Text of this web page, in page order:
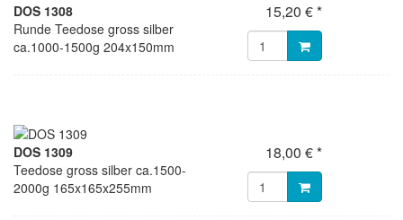
DOS 1308
Runde Teedose gross silber
ca.1000-1500g 204x150mm
15,20 € *
DOS 1309
Teedose gross silber ca.1500-
2000g 165x165x255mm
18,00 € *